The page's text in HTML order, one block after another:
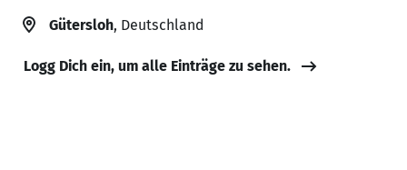
Gütersloh, Deutschland
Logg Dich ein, um alle Einträge zu sehen.